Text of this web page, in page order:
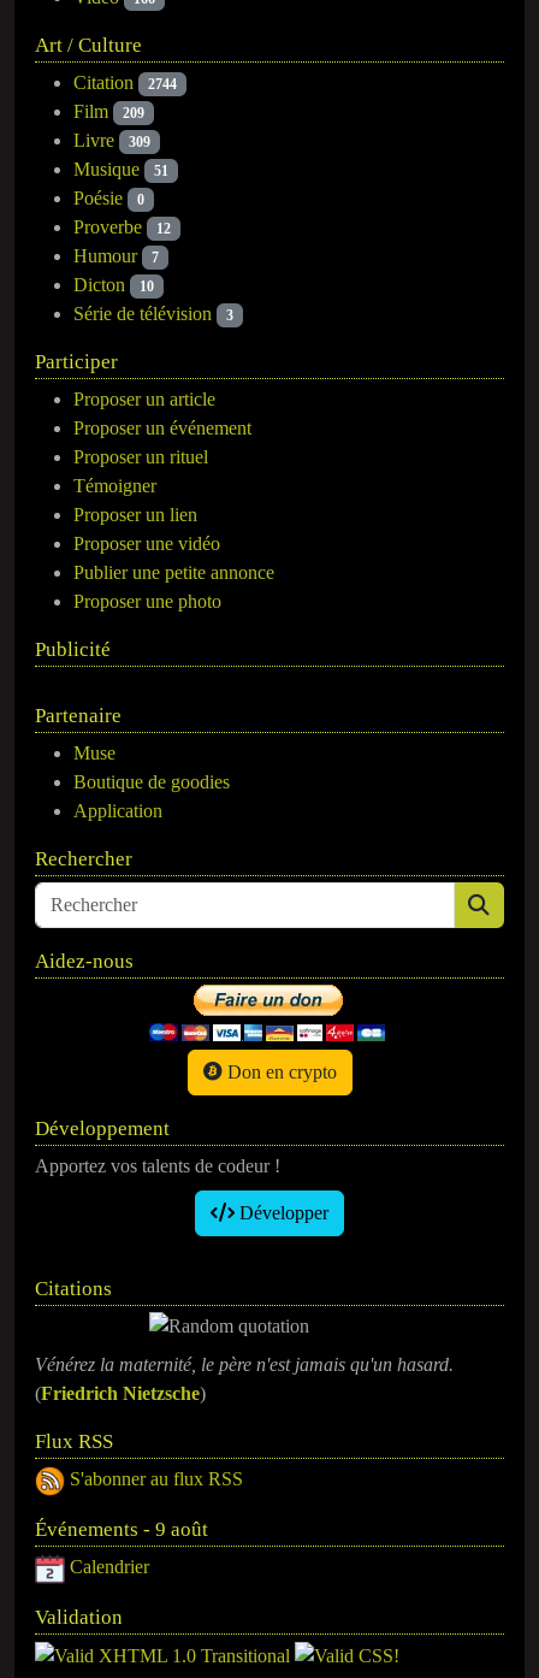
Art / Culture
Citation 2744
Film 209
Livre 309
Musique 51
Poésie 0
Proverbe 12
Humour 7
Dicton 10
Série de télévision 3
Participer
Proposer un article
Proposer un événement
Proposer un rituel
Témoigner
Proposer un lien
Proposer une vidéo
Publier une petite annonce
Proposer une photo
Publicité
Partenaire
Muse
Boutique de goodies
Application
Rechercher
Aidez-nous
Don en crypto
Développement
Apportez vos talents de codeur !
Développer
Citations
Vénérez la maternité, le père n'est jamais qu'un hasard.
(Friedrich Nietzsche)
Flux RSS
S'abonner au flux RSS
Événements - 9 août
Calendrier
Validation